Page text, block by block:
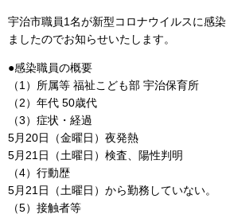
宇治市職員1名が新型コロナウイルスに感
ましたのでお知らせいたします。
●感染職員の概要
（1）所属等 福祉こども部 宇治保育所
（2）年代 50歳代
（3）症状・経過
5月20日（金曜日）夜発熱
5月21日（土曜日）検査、陽性判明
（4）行動歴
5月21日（土曜日）から勤務していない。
（5）接触者等